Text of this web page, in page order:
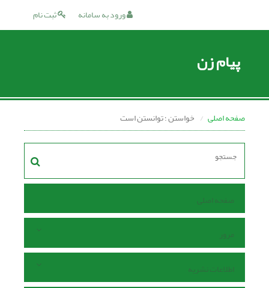
ثبت نام ورود به سامانه
پیام زن
صفحه اصلی خواستن ؛ توانستن است
صفحه اصلی
مرور
اطلاعات نشریه